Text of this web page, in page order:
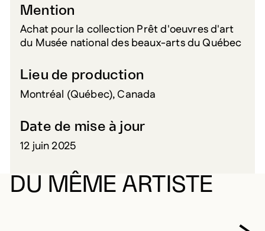
Mention
Achat pour la collection Prêt d'oeuvres d'art
du Musée national des beaux-arts du Québec
Lieu de production
Montréal (Québec), Canada
Date de mise à jour
12 juin 2025
DU MÊME ARTISTE